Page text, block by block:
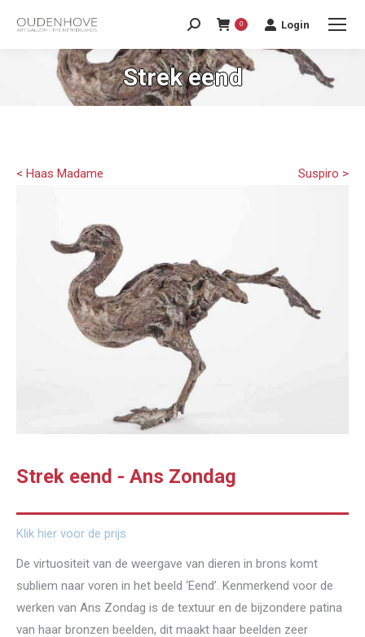
0 Login
Strek eend
Suspiro >
< Haas Madame
Strek eend - Ans Zondag
Klik hier voor de prijs
De virtuositeit van de weergave van dieren in brons komt
subliem naar voren in het beeld ‘Eend’. Kenmerkend voor de
werken van Ans Zondag is de textuur en de bijzondere patina
van haar bronzen beelden, dit maakt haar beelden zeer